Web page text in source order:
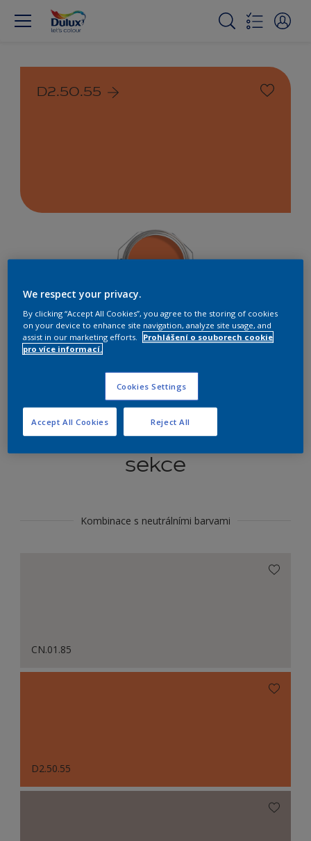
D2.50.55
Najít výrobek v tomto odstínu
Koordinovat barevné
sekce
Kombinace s neutrálními barvami
CN.01.85
D2.50.55
We respect your privacy.
By clicking “Accept All Cookies”, you agree to the storing of cookies
on your device to enhance site navigation, analyze site usage, and
assist in our marketing efforts.
Prohlášení o souborech cookie
pro více informací.
Cookies Settings
Reject All
Accept All Cookies